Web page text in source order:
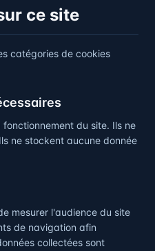
ce site
catégories de cookies
du site. Ils ne
ne stockent aucune donnée
mesurer l'audience du site
de navigation afin
collectées sont